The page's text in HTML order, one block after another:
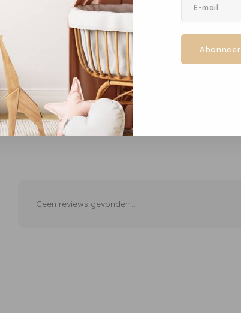
Abonneer
kunt gebruiken? Breng de
keer en maak je gezicht schoon.
een vochtige huid en afspoelen.
Geen reviews gevonden...